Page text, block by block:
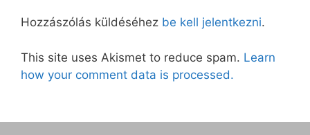
Hozzászólás küldéséhez be kell jelentkezni.
This site uses Akismet to reduce spam. Learn
how your comment data is processed.